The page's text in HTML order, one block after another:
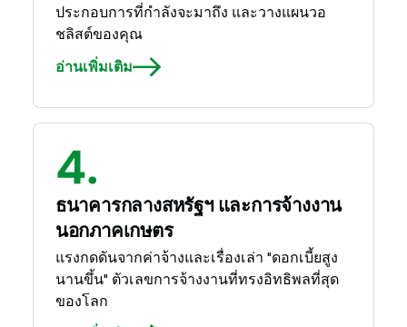
ประกอบการที่กำลังจะมาถึง และวางแผนวอ
ชลิสต์ของคุณ
อ่านเพิ่มเติม
ธนาคารกลางสหรัฐฯ และการจ้างงาน
นอกภาคเกษตร
แรงกดดันจากค่าจ้างและเรื่องเล่า "ดอกเบี้ยสูง
นานขึ้น" ตัวเลขการจ้างงานที่ทรงอิทธิพลที่สุด
ของโลก